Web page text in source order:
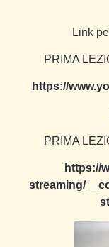
Link
PRIMA
https://
PRIMA
https://
streaming/